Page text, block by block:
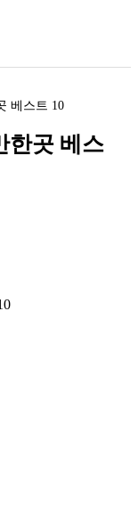
베스트 10
한곳 베스